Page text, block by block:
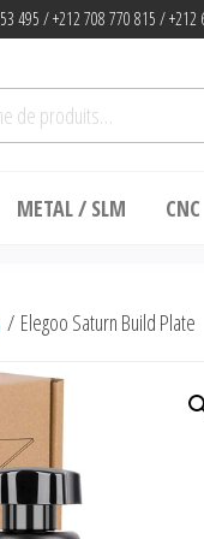
495 / +212 708 770 815 /
METAL / SLM CNC
/ Elegoo Saturn Build Plate